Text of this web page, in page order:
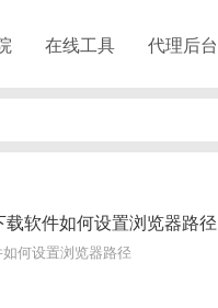
在线工具 代理后台
载软件如何设置浏览器路径
何设置浏览器路径